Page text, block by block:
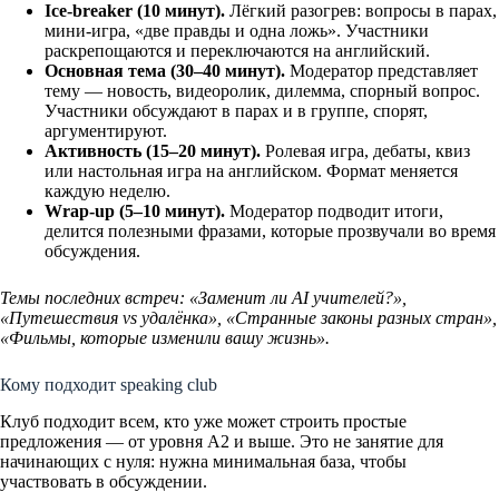
Ice-breaker (10 минут). Лёгкий разогрев: вопросы в парах,
мини-игра, «две правды и одна ложь». Участники
раскрепощаются и переключаются на английский.
Основная тема (30–40 минут). Модератор представляет
тему — новость, видеоролик, дилемма, спорный вопрос.
Участники обсуждают в парах и в группе, спорят,
аргументируют.
Активность (15–20 минут). Ролевая игра, дебаты, квиз
или настольная игра на английском. Формат меняется
каждую неделю.
Wrap-up (5–10 минут). Модератор подводит итоги,
делится полезными фразами, которые прозвучали во время
обсуждения.
Темы последних встреч: «Заменит ли AI учителей?»,
«Путешествия vs удалёнка», «Странные законы разных стран»,
«Фильмы, которые изменили вашу жизнь».
Кому подходит speaking club
Клуб подходит всем, кто уже может строить простые
предложения — от уровня A2 и выше. Это не занятие для
начинающих с нуля: нужна минимальная база, чтобы
участвовать в обсуждении.